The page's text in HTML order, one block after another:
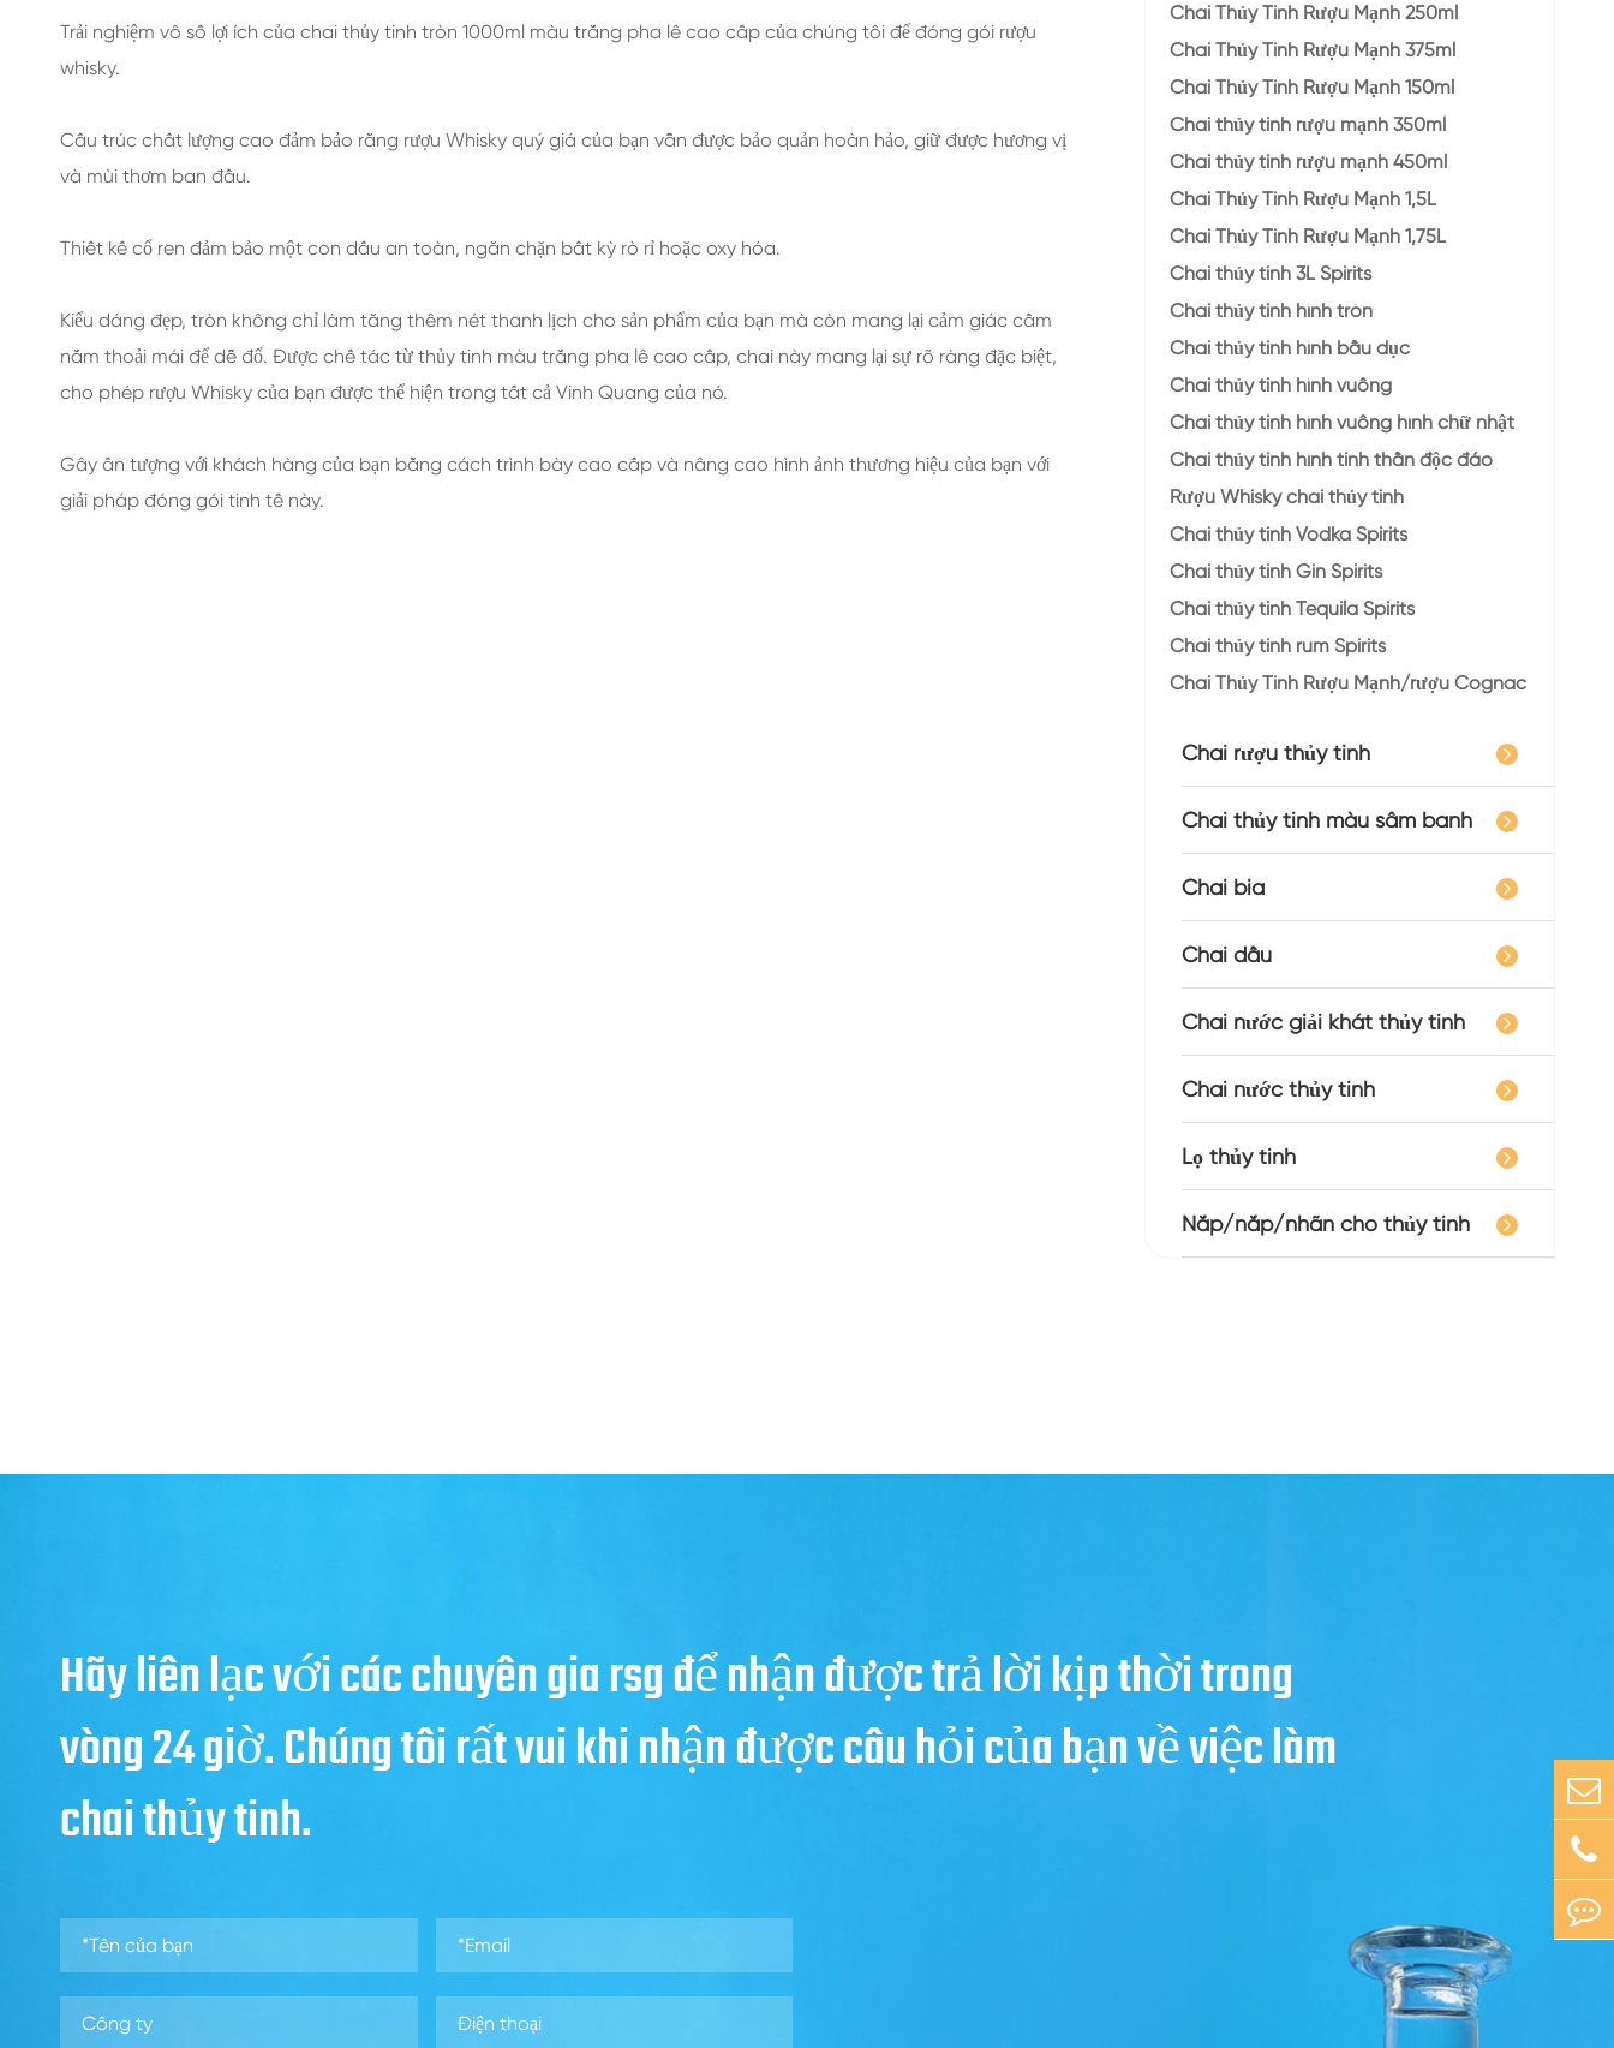
Trải nghiệm vô số lợi ích của chai thủy tinh tròn 1000ml màu trắng pha lê cao cấp của chúng tôi để đóng gói rượu
whisky.
Cấu trúc chất lượng cao đảm bảo rằng rượu Whisky quý giá của bạn vẫn được bảo quản hoàn hảo, giữ được hương vị
và mùi thơm ban đầu.
Thiết kế cổ ren đảm bảo một con dấu an toàn, ngăn chặn bất kỳ rò rỉ hoặc oxy hóa.
Kiểu dáng đẹp, tròn không chỉ làm tăng thêm nét thanh lịch cho sản phẩm của bạn mà còn mang lại cảm giác cầm
nắm thoải mái để dễ đổ. Được chế tác từ thủy tinh màu trắng pha lê cao cấp, chai này mang lại sự rõ ràng đặc biệt,
cho phép rượu Whisky của bạn được thể hiện trong tất cả Vinh Quang của nó.
Gây ấn tượng với khách hàng của bạn bằng cách trình bày cao cấp và nâng cao hình ảnh thương hiệu của bạn với
giải pháp đóng gói tinh tế này.
Chai Thủy Tinh Rượu Mạnh 250ml
Chai Thủy Tinh Rượu Mạnh 375ml
Chai Thủy Tinh Rượu Mạnh 150ml
Chai thủy tinh rượu mạnh 350ml
Chai thủy tinh rượu mạnh 450ml
Chai Thủy Tinh Rượu Mạnh 1,5L
Chai Thủy Tinh Rượu Mạnh 1,75L
Chai thủy tinh 3L Spirits
Chai thủy tinh hình tròn
Chai thủy tinh hình bầu dục
Chai thủy tinh hình vuông
Chai thủy tinh hình vuông hình chữ nhật
Chai thủy tinh hình tinh thần độc đáo
Rượu Whisky chai thủy tinh
Chai thủy tinh Vodka Spirits
Chai thủy tinh Gin Spirits
Chai thủy tinh Tequila Spirits
Chai thủy tinh rum Spirits
Chai Thủy Tinh Rượu Mạnh/rượu Cognac
Chai rượu thủy tinh
Chai thủy tinh màu sâm banh
Chai bia
Chai dầu
Chai nước giải khát thủy tinh
Chai nước thủy tinh
Lọ thủy tinh
Nắp/nắp/nhãn cho thủy tinh
Hãy liên lạc với các chuyên gia rsg để nhận được trả lời kịp thời trong
vòng 24 giờ. Chúng tôi rất vui khi nhận được câu hỏi của bạn về việc làm
chai thủy tinh.